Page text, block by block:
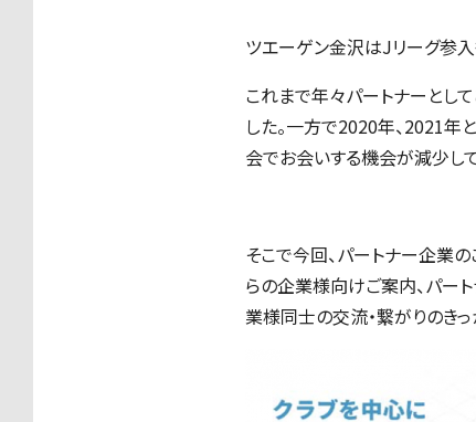
ツエーゲン金沢はJリーグ参入
これまで年々パートナーとし
した。一方で2020年、2021
会でお会いする機会が減少し
そこで今回、パートナー企業
らの企業様向けご案内、パー
業様同士の交流・繋がりのき